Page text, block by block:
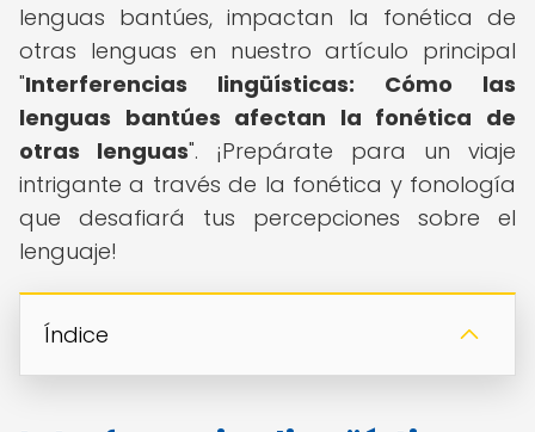
lenguas bantúes, impactan la fonética de
otras lenguas en nuestro artículo principal
"Interferencias lingüísticas: Cómo las
lenguas bantúes afectan la fonética de
otras lenguas". ¡Prepárate para un viaje
intrigante a través de la fonética y fonología
que desafiará tus percepciones sobre el
lenguaje!
Índice